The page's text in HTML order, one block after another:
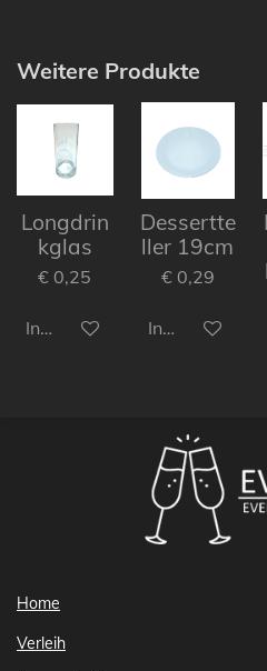
Weitere Produkte
Longdrin
kglas
€ 0,25
In den Warenkorb
Dessertte
ller 19cm
€ 0,29
In den
Home
Verleih